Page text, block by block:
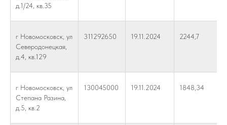
д.1/24, кв.35
г Новомосковск, ул
Северодонецкая,
д.4, кв.129
311292650 19.11.2024 2244,7
г Новомосковск, ул
Степана Разина,
д.5, кв.2
130045000 19.11.2024 1848,34